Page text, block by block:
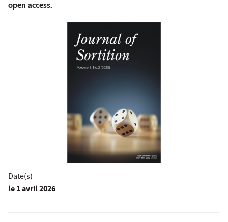
open access.
Date(s)
le1 avril 2026